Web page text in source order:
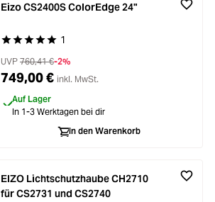
Durchschnittliche Bewertung von 5 von 5
1
Eizo CS2400S ColorEdge 24"
UVP 760,41 €-2%
749,00 € inkl. MwSt.
Auf Lager
In 1-3 Werktagen bei dir
In den Warenkorb
EIZO Lichtschutzhaube CH2710
für CS2731 und CS2740